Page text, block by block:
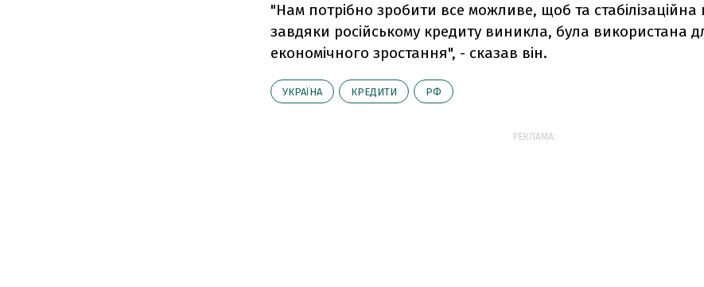
"Нам потрібно зробити все можливе, щоб та стабілізаційна
завдяки російському кредиту виникла, була використана
економічного зростання", - сказав він.
УКРАЇНА КРЕДИТИ РФ
РЕКЛАМА: